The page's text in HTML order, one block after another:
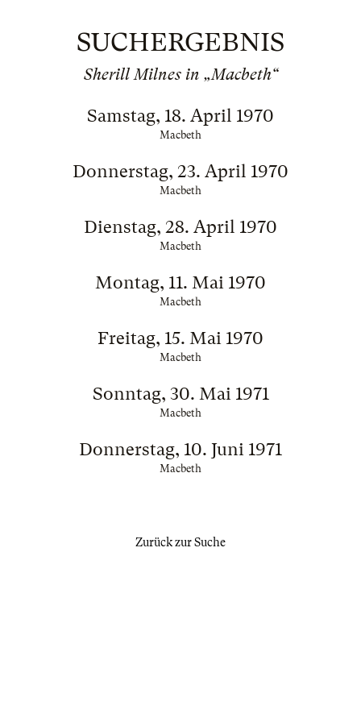
SUCHERGEBNIS
Sherill Milnes in „Macbeth“
Samstag, 18. April 1970
Macbeth
Donnerstag, 23. April 1970
Macbeth
Dienstag, 28. April 1970
Macbeth
Montag, 11. Mai 1970
Macbeth
Freitag, 15. Mai 1970
Macbeth
Sonntag, 30. Mai 1971
Macbeth
Donnerstag, 10. Juni 1971
Macbeth
Zurück zur Suche